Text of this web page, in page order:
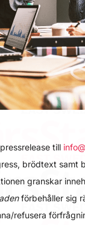
till
brödtext samt
granskar
förbehåller sig
refusera